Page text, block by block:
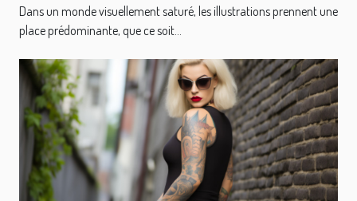
émergents
Dans un monde visuellement saturé, les illustrations prennent une
place prédominante, que ce soit...